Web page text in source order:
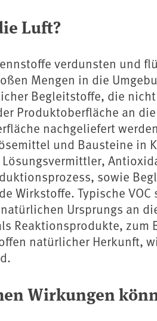
Luft?
verdunsten und
Mengen in die
Begleitstoffe, die
Produktoberfläche an
nachgeliefert
und Bausteine in
Lösungsvermittler,
sowie
Wirkstoffe. Typische
Ursprungs an
Reaktionsprodukte,
natürlicher Herkunft,
Wirkungen